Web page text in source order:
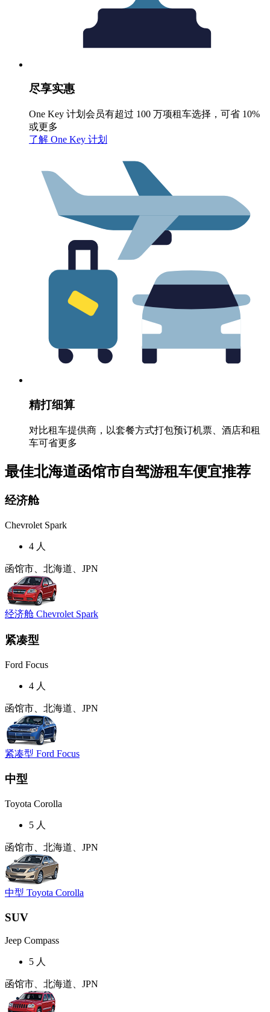
尽享实惠
One Key 计划会员有超过 100 万项租车选择，可省 10%
或更多
了解 One Key 计划
精打细算
对比租车提供商，以套餐方式打包预订机票、酒店和租
车可省更多
最佳北海道函馆市自驾游租车便宜推荐
经济舱
Chevrolet Spark
4 人
函馆市、北海道、JPN
经济舱 Chevrolet Spark
紧凑型
Ford Focus
4 人
函馆市、北海道、JPN
紧凑型 Ford Focus
中型
Toyota Corolla
5 人
函馆市、北海道、JPN
中型 Toyota Corolla
SUV
Jeep Compass
5 人
函馆市、北海道、JPN